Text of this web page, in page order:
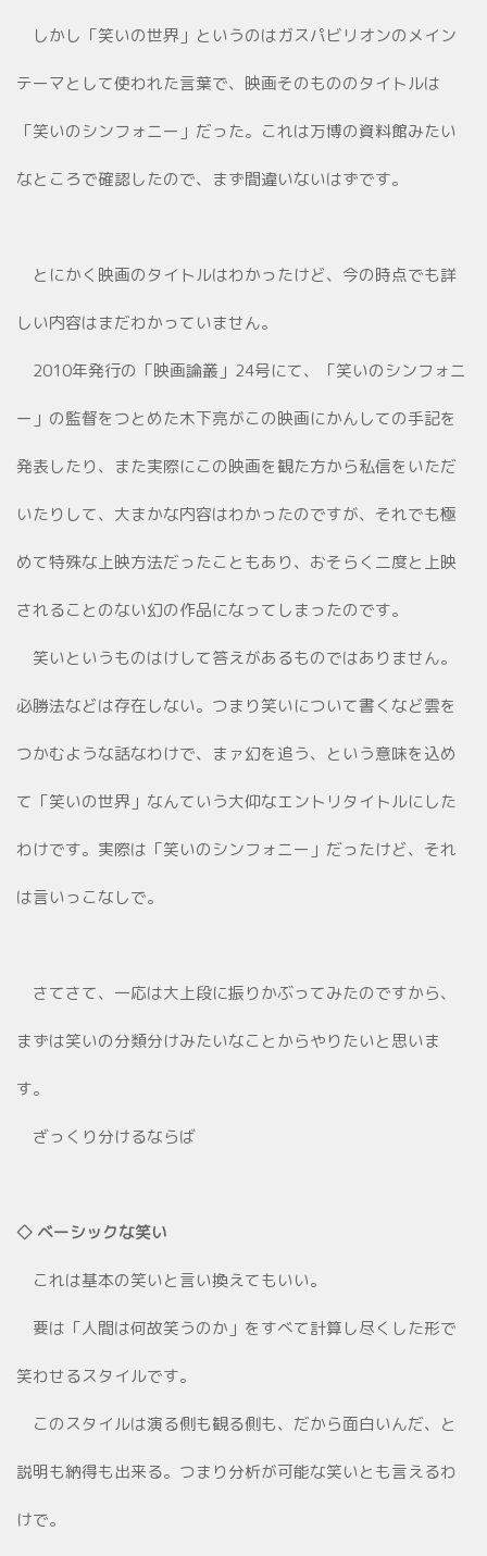
しかし「笑いの世界」というのはガスパビリオンのメイン
テーマとして使われた言葉で、映画そのもののタイトルは
「笑いのシンフォニー」だった。これは万博の資料館みたい
なところで確認したので、まず間違いないはずです。
とにかく映画のタイトルはわかったけど、今の時点でも詳
しい内容はまだわかっていません。
2010年発行の「映画論叢」24号にて、「笑いのシンフォニ
ー」の監督をつとめた木下亮がこの映画にかんしての手記を
発表したり、また実際にこの映画を観た方から私信をいただ
いたりして、大まかな内容はわかったのですが、それでも極
めて特殊な上映方法だったこともあり、おそらく二度と上映
されることのない幻の作品になってしまったのです。
笑いというものはけして答えがあるものではありません。
必勝法などは存在しない。つまり笑いについて書くなど雲を
つかむような話なわけで、まァ幻を追う、という意味を込め
て「笑いの世界」なんていう大仰なエントリタイトルにした
わけです。実際は「笑いのシンフォニー」だったけど、それ
は言いっこなしで。
さてさて、一応は大上段に振りかぶってみたのですから、
まずは笑いの分類分けみたいなことからやりたいと思いま
す。
ざっくり分けるならば
◇ ベーシックな笑い
これは基本の笑いと言い換えてもいい。
要は「人間は何故笑うのか」をすべて計算し尽くした形で
笑わせるスタイルです。
このスタイルは演る側も観る側も、だから面白いんだ、と
説明も納得も出来る。つまり分析が可能な笑いとも言えるわ
けで。